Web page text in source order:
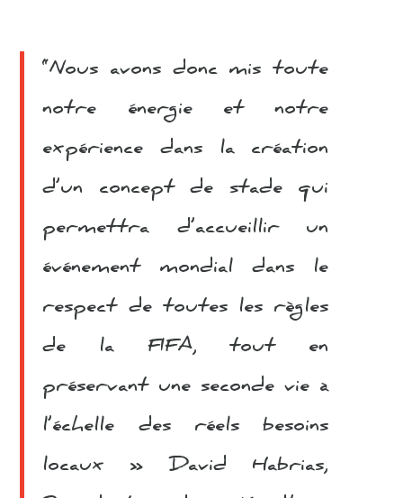
“Nous avons donc mis toute
notre énergie et notre
expérience dans la création
d’un concept de stade qui
permettra d’accueillir un
événement mondial dans le
respect de toutes les règles
de la FIFA, tout en
préservant une seconde vie à
l’échelle des réels besoins
locaux » David Habrias,